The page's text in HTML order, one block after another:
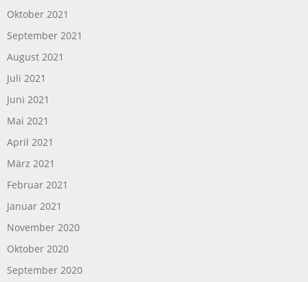
Oktober 2021
September 2021
August 2021
Juli 2021
Juni 2021
Mai 2021
April 2021
März 2021
Februar 2021
Januar 2021
November 2020
Oktober 2020
September 2020